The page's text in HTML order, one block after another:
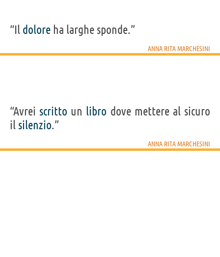
“Il dolore ha larghe sponde.”
ANNA RITA MARCHESINI
“Avrei scritto un libro dove mettere al sicuro
il silenzio.”
ANNA RITA MARCHESINI